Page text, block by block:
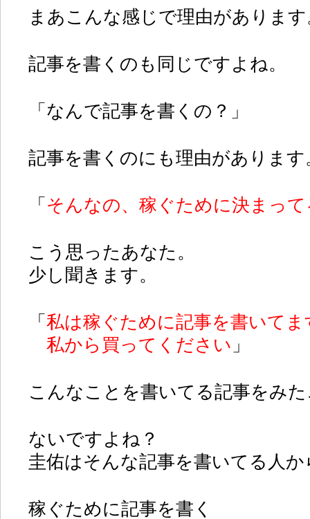
まあこんな感じで理由があります
記事を書くのも同じですよね。
「なんで記事を書くの？」
記事を書くのにも理由があります
「 そんなの、稼ぐために決まっ
こう思ったあなた。
少し聞きます。
「 私は稼ぐために記事を書いてま
私から買ってください 」
こんなことを書いてる記事をみ
ないですよね？
圭佑はそんな記事を書いてる人
稼ぐために記事を書く